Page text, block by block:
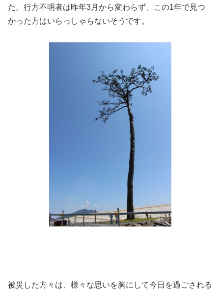
た。行方不明者は昨年3月から変わらず、この1年で見つ
かった方はいらっしゃらないそうです。
被災した方々は、様々な思いを胸にして今日を過ごされる